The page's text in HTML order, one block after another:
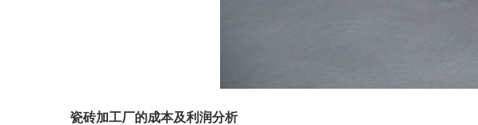
瓷砖加工厂的成本及利润分析